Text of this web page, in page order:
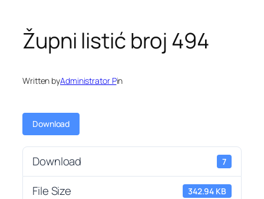
Župni listić broj 494
Written byAdministrator Pin
Download
Download 7
File Size 342.94 KB